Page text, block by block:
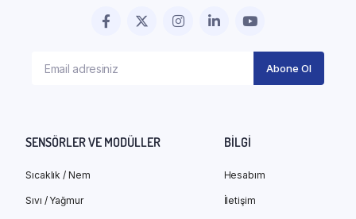
SENSÖRLER VE MODÜLLER
Sıcaklık / Nem
Sıvı / Yağmur
BILGI
Hesabım
İletişim